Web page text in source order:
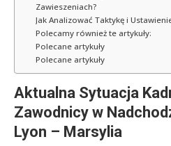
Zawieszeniach?
Jak Analizować Taktykę i
Polecamy również te artykuły:
Polecane artykuły
Polecane artykuły
Aktualna Sytuacja
Zawodnicy w
Lyon – Marsylia